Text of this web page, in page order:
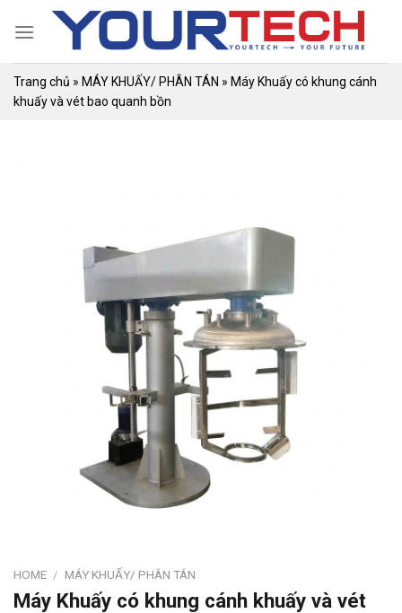
Trang chủ » MÁY KHUẤY/ PHÂN TÁN » Máy Khuấy có khung cánh
khuấy và vét bao quanh bồn
HOME / MÁY KHUẤY/ PHÂN TÁN
Máy Khuấy có khung cánh khuấy và vét